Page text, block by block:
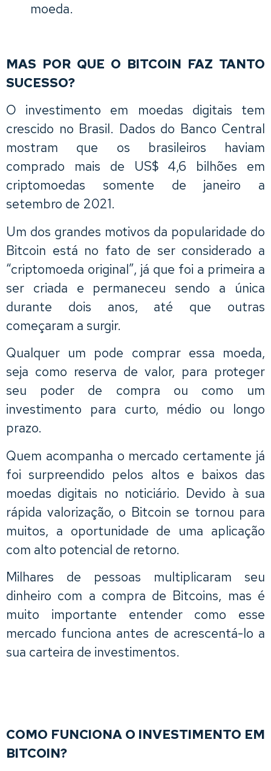
moeda.
MAS POR QUE O BITCOIN FAZ TANTO
SUCESSO?
O investimento em moedas digitais tem
crescido no Brasil. Dados do Banco Central
mostram que os brasileiros haviam
comprado mais de US$ 4,6 bilhões em
criptomoedas somente de janeiro a
setembro de 2021.
Um dos grandes motivos da popularidade do
Bitcoin está no fato de ser considerado a
“criptomoeda original”, já que foi a primeira a
ser criada e permaneceu sendo a única
durante dois anos, até que outras
começaram a surgir.
Qualquer um pode comprar essa moeda,
seja como reserva de valor, para proteger
seu poder de compra ou como um
investimento para curto, médio ou longo
prazo.
Quem acompanha o mercado certamente já
foi surpreendido pelos altos e baixos das
moedas digitais no noticiário. Devido à sua
rápida valorização, o Bitcoin se tornou para
muitos, a oportunidade de uma aplicação
com alto potencial de retorno.
Milhares de pessoas multiplicaram seu
dinheiro com a compra de Bitcoins, mas é
muito importante entender como esse
mercado funciona antes de acrescentá-lo a
sua carteira de investimentos.
COMO FUNCIONA O INVESTIMENTO EM
BITCOIN?